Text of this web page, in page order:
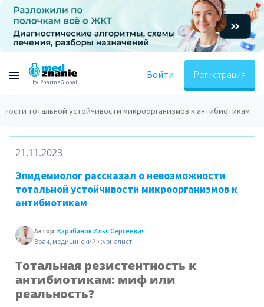
by PharmaGlobal
Войти Регистрация
тотальной устойчивости микроорганизмов к антибиотикам
21.11.2023
Эпидемиолог рассказал о невозможности
тотальной устойчивости микроорганизмов к
антибиотикам
Автор: Карабанов Илья Сергеевич
Врач, медицинский журналист
Тотальная резистентность к
антибиотикам: миф или
реальность?